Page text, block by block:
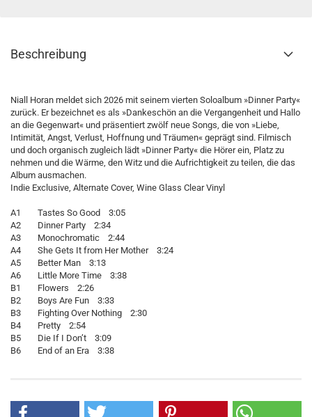
Beschreibung
Niall Horan meldet sich 2026 mit seinem vierten Soloalbum »Dinner Party«
zurück. Er bezeichnet es als »Dankeschön an die Vergangenheit und Hallo
an die Gegenwart« und präsentiert zwölf neue Songs, die von »Liebe,
Intimität, Angst, Verlust, Hoffnung und Träumen« geprägt sind. Filmisch
und doch organisch zugleich lädt »Dinner Party« die Hörer ein, Platz zu
nehmen und die Wärme, den Witz und die Aufrichtigkeit zu teilen, die das
Album ausmachen.
Indie Exclusive, Alternate Cover, Wine Glass Clear Vinyl
A1 Tastes So Good 3:05
A2 Dinner Party 2:34
A3 Monochromatic 2:44
A4 She Gets It from Her Mother 3:24
A5 Better Man 3:13
A6 Little More Time 3:38
B1 Flowers 2:26
B2 Boys Are Fun 3:33
B3 Fighting Over Nothing 2:30
B4 Pretty 2:54
B5 Die If I Don’t 3:09
B6 End of an Era 3:38